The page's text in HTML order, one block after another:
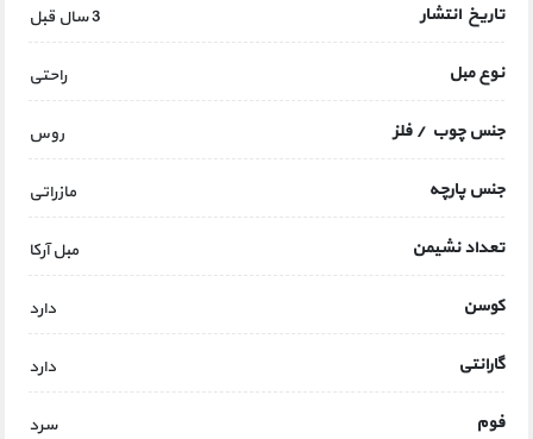
تاریخ انتشار 3 سال قبل
نوع مبل راحتی
جنس چوب / فلز روس
جنس پارچه مازراتی
تعداد نشیمن مبل آرکا
کوسن دارد
گارانتی دارد
فوم سرد